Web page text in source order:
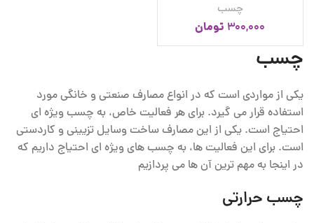
چسب
300,000 تومان
چسب
یکی از مواردی است که در انواع مصارف صنعتی و خانگی مورد
استفاده قرار می گیرد. برای هر فعالیت خاص، به چسب ویژه ای
احتیاج است. یکی از این مصارف ساخت وسایل تزیینی و کاردستی
است. برای این فعالیت ها، به چسب های ویژه ای احتیاج داریم که
در اینجا به مهم ترین آن ها می پردازیم
چسب حرارتی